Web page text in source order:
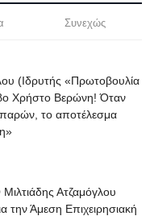
Συνεχώς
(Ιδρυτής «Πρωτοβουλία
Χρήστο Βερώνη! Όταν
το αποτέλεσμα
Ατζαμόγλου
την Άμεση Επιχειρησιακή